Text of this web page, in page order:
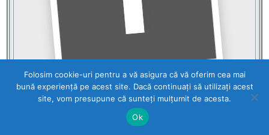
Surprindere de primăvară
25.12.2015
Folosim cookie-uri pentru a vă asigura că vă oferim cea mai
bună experiență pe acest site. Dacă continuați să utilizați acest
site, vom presupune că sunteți mulțumit de acesta.
Ok